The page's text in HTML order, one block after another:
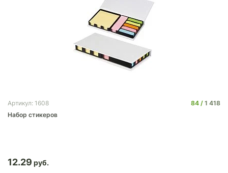
Артикул: 1608 84
1 418
Набор стикеров
12.29